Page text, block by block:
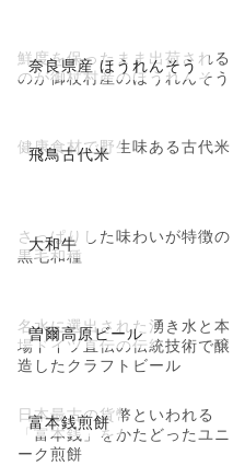
奈良県産 ほうれんそう
鮮度を保ったまま出荷される
のが御杖村産のほうれんそう
飛鳥古代米
健康食材で野生味ある古代米
大和牛
さっぱりした味わいが特徴の
黒毛和種
曽爾高原ビール
名水に選出された湧き水と本
場ドイツ直伝の伝統技術で醸
造したクラフトビール
富本銭煎餅
日本最古の貨幣といわれる
「富本銭」をかたどったユニ
ーク煎餅